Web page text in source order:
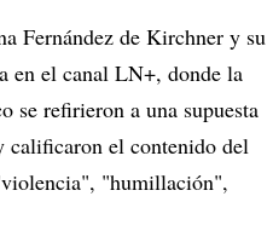
Fernández de Kirchner y su
en el canal LN+, donde la
se refirieron a una supuesta
calificaron el contenido del
"humillación",